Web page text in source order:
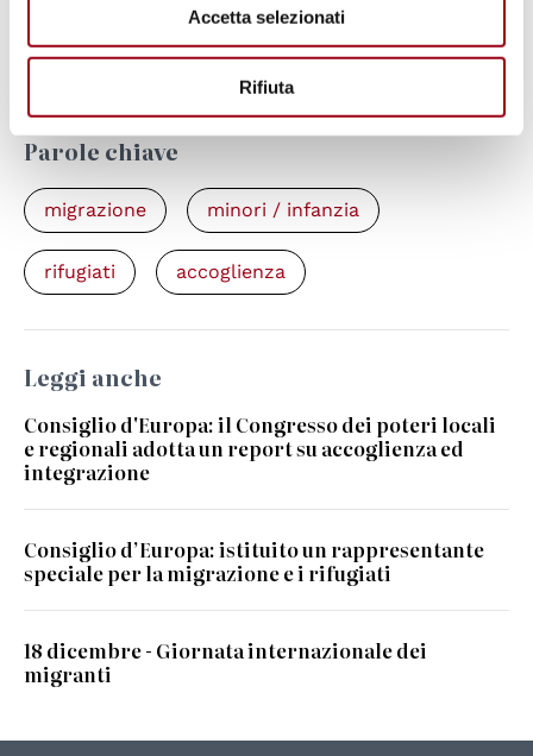
Accetta selezionati
Rifiuta
Fundamental rights concerns at EU
borders remain
Parole chiave
migrazione minori / infanzia
rifugiati accoglienza
Leggi anche
Consiglio d'Europa: il Congresso dei poteri locali
e regionali adotta un report su accoglienza ed
integrazione
Consiglio d’Europa: istituito un rappresentante
speciale per la migrazione e i rifugiati
18 dicembre - Giornata internazionale dei
migranti